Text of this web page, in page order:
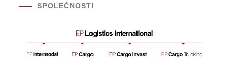
SPOLEČNOSTI